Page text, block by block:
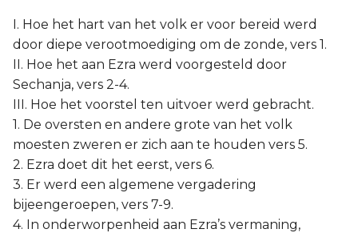
I. Hoe het hart van het volk er voor bereid werd
door diepe verootmoediging om de zonde, vers 1.
II. Hoe het aan Ezra werd voorgesteld door
Sechanja, vers 2-4.
III. Hoe het voorstel ten uitvoer werd gebracht.
1. De oversten en andere grote van het volk
moesten zweren er zich aan te houden vers 5.
2. Ezra doet dit het eerst, vers 6.
3. Er werd een algemene vergadering
bijeengeroepen, vers 7-9.
4. In onderworpenheid aan Ezra’s vermaning,